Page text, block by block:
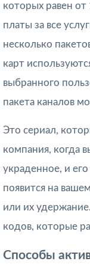
которых равен
платы за все
несколько
карт
выбранного
пакета каналов
Это сериал,
компания, когда
украденное, и
появится на
или их
кодов, которые
Способы